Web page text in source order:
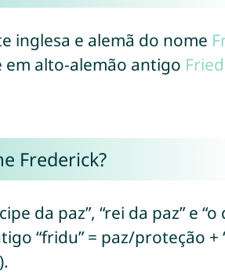
inglesa e alemã do nome
alto-alemão antigo
Frederick?
da paz”, “rei da paz” e
“fridu” = paz/proteção +